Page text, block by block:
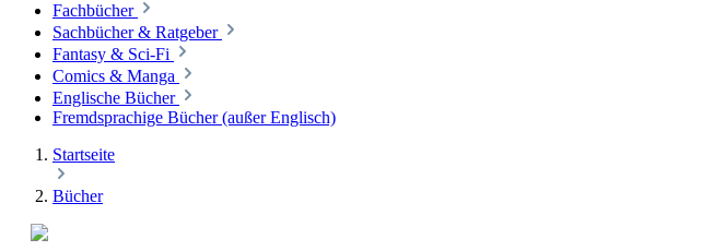
Fachbücher
Sachbücher & Ratgeber
Fantasy & Sci-Fi
Comics & Manga
Englische Bücher
Fremdsprachige Bücher (außer Englisch)
Startseite
Bücher